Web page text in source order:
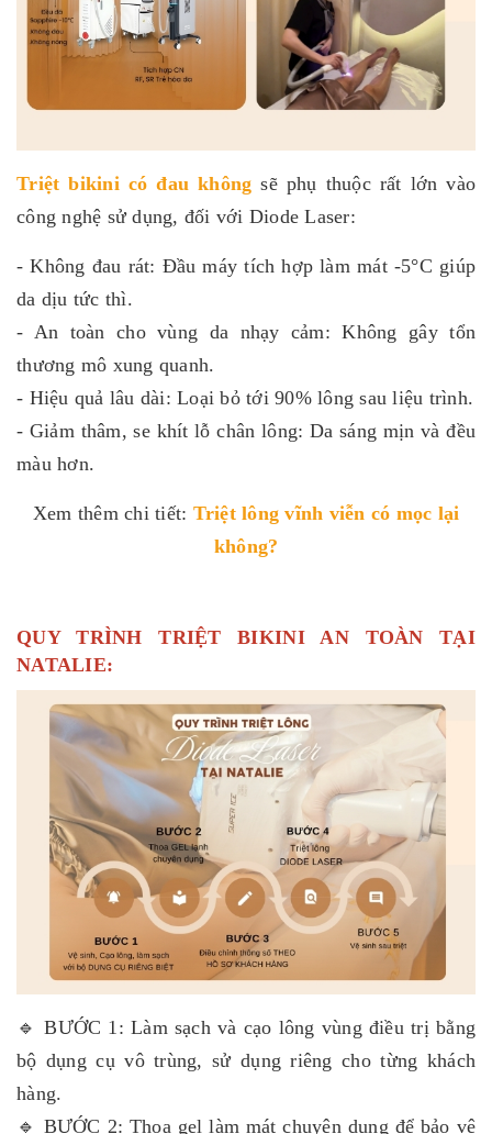
Triệt bikini có đau không sẽ phụ thuộc rất lớn vào
công nghệ sử dụng, đối với Diode Laser:
- Không đau rát: Đầu máy tích hợp làm mát -5°C giúp
da dịu tức thì.
- An toàn cho vùng da nhạy cảm: Không gây tổn
thương mô xung quanh.
- Hiệu quả lâu dài: Loại bỏ tới 90% lông sau liệu trình.
- Giảm thâm, se khít lỗ chân lông: Da sáng mịn và đều
màu hơn.
Xem thêm chi tiết: Triệt lông vĩnh viễn có mọc lại
không?
QUY TRÌNH TRIỆT BIKINI AN TOÀN TẠI
NATALIE:
🔹 BƯỚC 1: Làm sạch và cạo lông vùng điều trị bằng
bộ dụng cụ vô trùng, sử dụng riêng cho từng khách
hàng.
🔹 BƯỚC 2: Thoa gel làm mát chuyên dụng để bảo vệ